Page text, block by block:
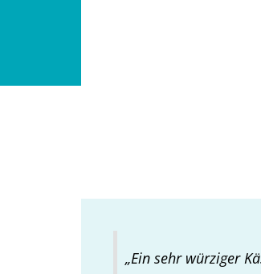
„Ein sehr würziger